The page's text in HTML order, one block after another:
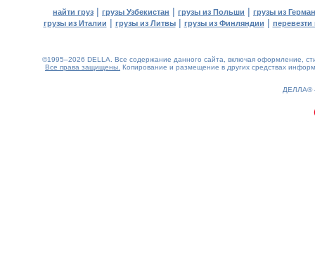
найти груз | грузы Узбекистан | грузы из Польши | грузы из
грузы из Италии | грузы из Литвы| грузы из Финляндии | перевезти
©1995–2026 DELLA. Все содержание данного сайта, включая оформление,
Все права защищены. Копирование и размещение в других средствах